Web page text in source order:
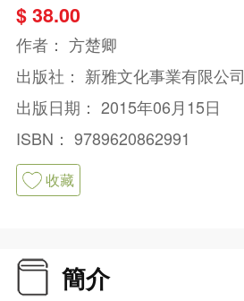
$ 38.00
作者： 方楚卿
出版社： 新雅文化事業有限公司
出版日期： 2015年06月15日
ISBN： 9789620862991
收藏
簡介